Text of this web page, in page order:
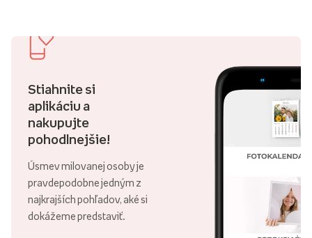
Stiahnite si
aplikáciu a
nakupujte
pohodlnejšie!
Úsmev milovanej osoby je
pravdepodobne jedným z
najkrajších pohľadov, aké si
dokážeme predstaviť.